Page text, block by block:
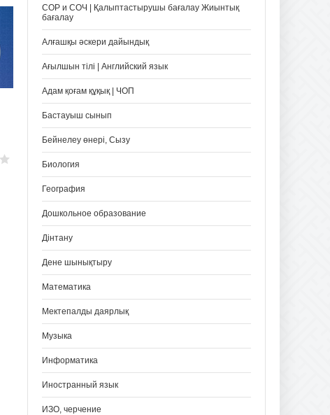
СОР и СОЧ | Қалыптастырушы бағалау Жиынтық
бағалау
Алғашқы әскери дайындық
Ағылшын тілі | Английский язык
Адам қоғам құқық | ЧОП
Бастауыш сынып
Бейнелеу өнері, Сызу
Биология
География
Дошкольное образование
Дінтану
Дене шынықтыру
Математика
Мектепалды даярлық
Музыка
Информатика
Иностранный язык
ИЗО, черчение